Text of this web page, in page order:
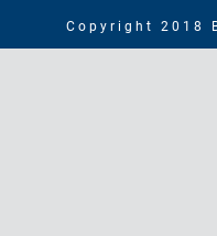
Copyright 2018